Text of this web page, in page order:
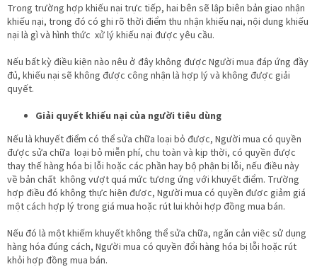
Trong trường hợp khiếu nại trực tiếp, hai bên sẽ lập biên bản giao nhận
khiếu nại, trong đó có ghi rõ thời điểm thu nhận khiếu nại, nội dung khiếu
nại là gì và hình thức xử lý khiếu nại được yêu cầu.
Nếu bất kỳ điều kiện nào nêu ở đây không được Người mua đáp ứng đầy
đủ, khiếu nại sẽ không được công nhận là hợp lý và không được giải
quyết.
Giải quyết khiếu nại của người tiêu dùng
Nếu là khuyết điểm có thể sửa chữa loại bỏ được, Người mua có quyền
được sửa chữa loại bỏ miễn phí, chu toàn và kịp thời, có quyền được
thay thế hàng hóa bị lỗi hoặc các phần hay bộ phận bị lỗi, nếu điều này
về bản chất không vượt quá mức tương ứng với khuyết điểm. Trường
hợp điều đó không thực hiện được, Người mua có quyền được giảm giá
một cách hợp lý trong giá mua hoặc rút lui khỏi hợp đồng mua bán.
Nếu đó là một khiếm khuyết không thể sửa chữa, ngăn cản việc sử dụng
hàng hóa đúng cách, Người mua có quyền đổi hàng hóa bị lỗi hoặc rút
khỏi hợp đồng mua bán.